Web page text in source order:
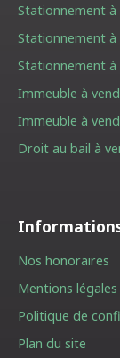
Stationnement
Stationnement à
Stationnement à
Immeuble à
Immeuble à
Droit au bail à
Nos honoraires
Mentions légales
Politique de
Plan du site